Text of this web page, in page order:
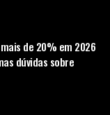
de 20% em 2026
dúvidas sobre